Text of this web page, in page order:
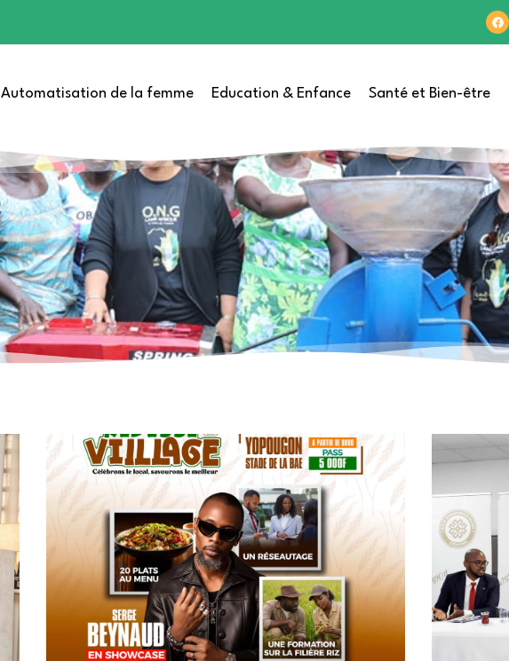
Automatisation de la femme Education & Enfance Santé et Bien-être